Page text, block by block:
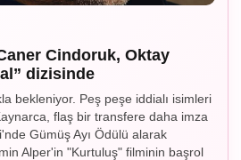
Cindoruk, Oktay
dizisinde
bekleniyor. Peş peşe iddialı isimleri
flaş bir transfere daha imza
Gümüş Ayı Ödülü alarak
Alper'in "Kurtuluş" filminin başrol